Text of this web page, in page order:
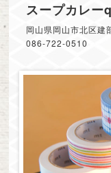
スープカレーq
岡山県岡山市北区建
086-722-0510